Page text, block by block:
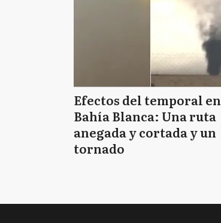
Efectos del temporal en
Bahía Blanca: Una ruta
anegada y cortada y un
tornado